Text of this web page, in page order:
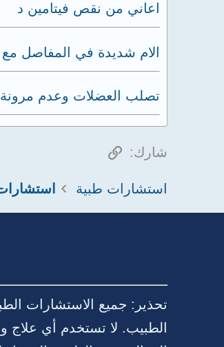
اعاني من نقص فيتامين د
الام شديدة في المفاصل
تصلب العضلات وعدم
شارك: الرابط
استشارات طبية
تحذير: جميع الاستشارات
الطبيب. لا تستخدم أي